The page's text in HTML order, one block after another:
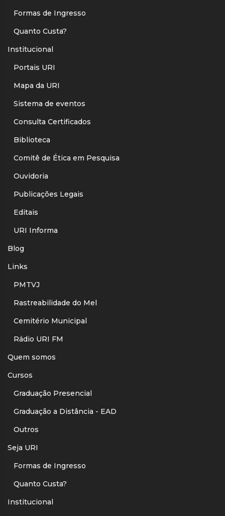
Formas de Ingresso
Quanto Custa?
Institucional
Portais URI
Mapa da URI
Sistema de eventos
Consulta Certificados
Biblioteca
Comitê de Ética em Pesquisa
Ouvidoria
Publicações Legais
Editais
URI Informa
Blog
Links
PMTVJ
Rastreabilidade do Mel
Cemitério Municipal
Rádio URI FM
Quem somos
Cursos
Graduação Presencial
Graduação a Distância - EAD
Outros
Seja URI
Formas de Ingresso
Quanto Custa?
Institucional